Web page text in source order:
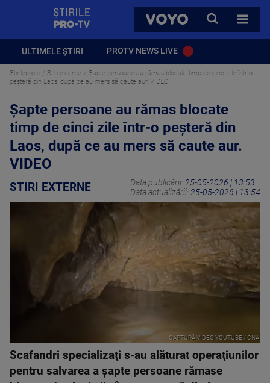
VOYO
CAUTA
TOATE
ULTIMELE ȘTIRI PROTV NEWS LIVE
Stirileprotv Stiri externe
Șapte persoane au rămas blocate timp de cinci zile într-o
peşteră din Laos, după ce au mers să caute aur. VIDEO
Șapte persoane au rămas blocate
timp de cinci zile într-o peşteră din
Laos, după ce au mers să caute aur.
VIDEO
STIRI EXTERNE Data publicării: 25-05-2026 | 13:53
Data actualizării: 25-05-2026 | 13:54
CAPTURĂ VIDEO YOUTUBE / CNA
Scafandri specializaţi s-au alăturat operaţiunilor
pentru salvarea a şapte persoane rămase